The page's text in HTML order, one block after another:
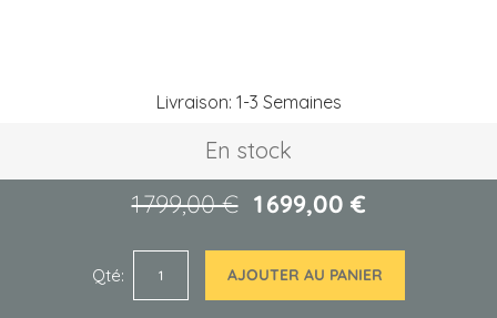
Livraison: 1-3 Semaines
En stock
1 699,00 €
1 799,00 €
Qté AJOUTER AU PANIER